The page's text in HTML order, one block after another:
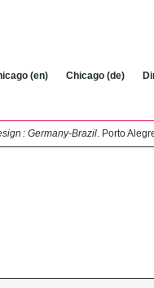
(en) Chicago (de)
: Germany-Brazil . Porto